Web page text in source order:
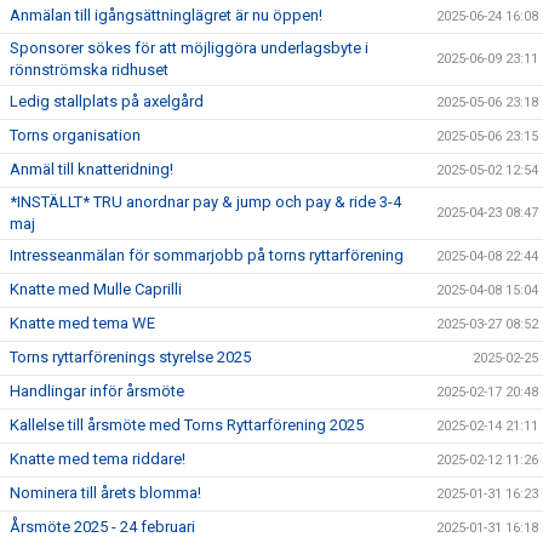
Anmälan till igångsättninglägret är nu öppen! 2025-06-24 16:08
Sponsorer sökes för att möjliggöra underlagsbyte i
rönnströmska ridhuset
2025-06-09 23:11
Ledig stallplats på axelgård 2025-05-06 23:18
Torns organisation 2025-05-06 23:15
Anmäl till knatteridning! 2025-05-02 12:54
*INSTÄLLT* TRU anordnar pay & jump och pay & ride 3-4
maj
2025-04-23 08:47
Intresseanmälan för sommarjobb på torns ryttarförening 2025-04-08 22:44
Knatte med Mulle Caprilli 2025-04-08 15:04
Knatte med tema WE 2025-03-27 08:52
Torns ryttarförenings styrelse 2025 2025-02-25
Handlingar inför årsmöte 2025-02-17 20:48
Kallelse till årsmöte med Torns Ryttarförening 2025 2025-02-14 21:11
Knatte med tema riddare! 2025-02-12 11:26
Nominera till årets blomma! 2025-01-31 16:23
Årsmöte 2025 - 24 februari 2025-01-31 16:18